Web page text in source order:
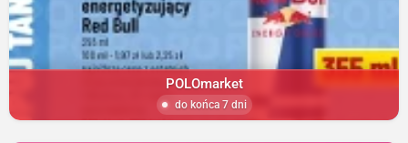
POLOmarket
do końca 7 dni